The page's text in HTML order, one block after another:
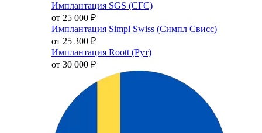
Имплантация SGS (СГС)
от 25 000 ₽
Имплантация Simpl Swiss (Симпл Свисс)
от 25 300 ₽
Имплантация Roott (Рут)
от 30 000 ₽